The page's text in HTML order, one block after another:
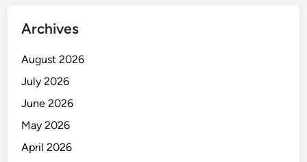
Archives
August 2026
July 2026
June 2026
May 2026
April 2026